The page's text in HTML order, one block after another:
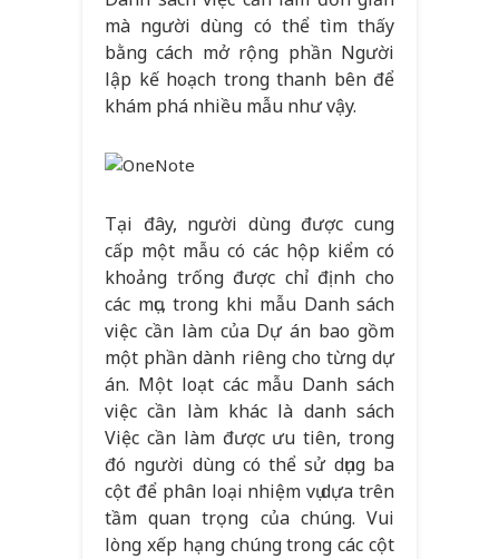
mà người dùng có thể tìm thấy
bằng cách mở rộng phần Người
lập kế hoạch trong thanh bên để
khám phá nhiều mẫu như vậy.
Tại đây, người dùng được cung
cấp một mẫu có các hộp kiểm có
khoảng trống được chỉ định cho
các mục, trong khi mẫu Danh sách
việc cần làm của Dự án bao gồm
một phần dành riêng cho từng dự
án. Một loạt các mẫu Danh sách
việc cần làm khác là danh sách
Việc cần làm được ưu tiên, trong
đó người dùng có thể sử dụng ba
cột để phân loại nhiệm vụ dựa trên
tầm quan trọng của chúng. Vui
lòng xếp hạng chúng trong các cột